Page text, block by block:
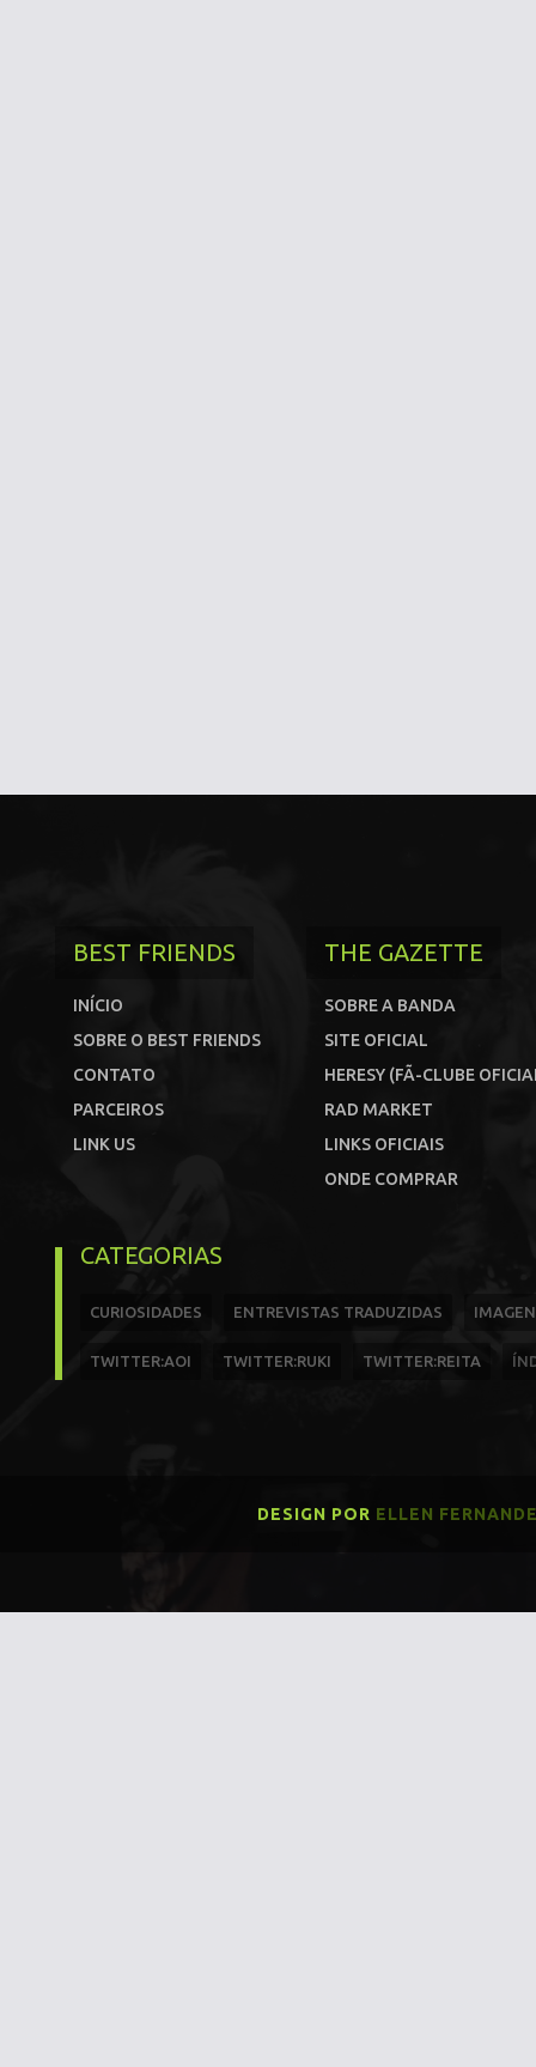
BEST FRIENDS
INÍCIO
SOBRE O BEST FRIENDS
CONTATO
PARCEIROS
LINK US
THE GAZETTE
SOBRE A BANDA
SITE OFICIAL
HERESY (FÃ-CLUBE
RAD MARKET
LINKS OFICIAIS
ONDE COMPRAR
CATEGORIAS
CURIOSIDADES ENTREVISTAS TRADUZIDAS
TWITTER:AOI TWITTER:RUKI TWITTER:REITA
DESIGN POR ELLEN